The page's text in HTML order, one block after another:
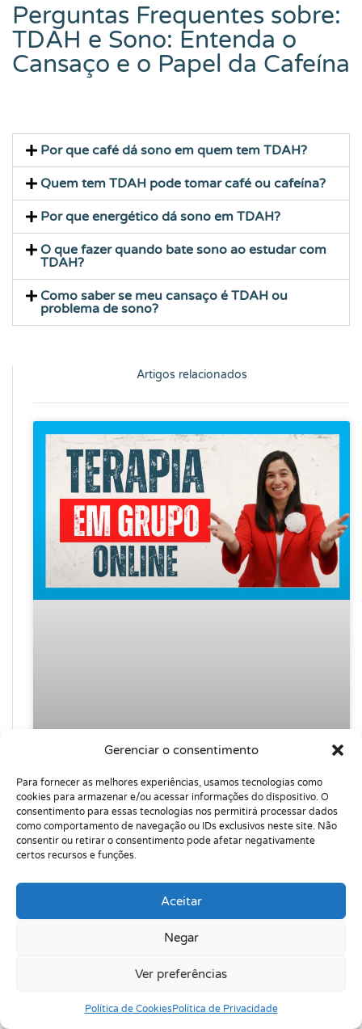
Gerenciar o consentimento
Para fornecer as melhores experiências, usamos tecnologias como
cookies para armazenar e/ou acessar informações do dispositivo. O
consentimento para essas tecnologias nos permitirá processar dados
como comportamento de navegação ou IDs exclusivos neste site. Não
consentir ou retirar o consentimento pode afetar negativamente
certos recursos e funções.
Aceitar
Negar
Ver preferências
Política de CookiesPolítica de Privacidade
Perguntas Frequentes sobre:
TDAH e Sono: Entenda o
Cansaço e o Papel da Cafeína
Por que café dá sono em quem tem TDAH?
Quem tem TDAH pode tomar café ou cafeína?
Por que energético dá sono em TDAH?
O que fazer quando bate sono ao estudar com
TDAH?
Como saber se meu cansaço é TDAH ou
problema de sono?
Artigos relacionados
Terapia em Grupo Online
Você sabia dosbenefícios da psicoterapia em grupo
online?Quando você souber, vai querer começar já,
já!